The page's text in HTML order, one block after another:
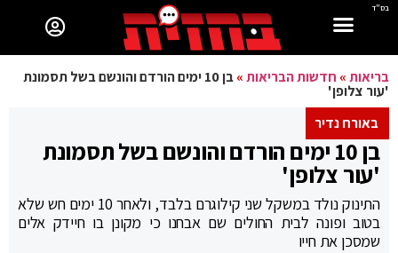
בס"ד
בריאות» חדשות הבריאות» בן 10 ימים הורדם והונשם בשל תסמונת
'עור צלופן'
באורח נדיר
בן 10 ימים הורדם והונשם בשל תסמונת
'עור צלופן'
התינוק נולד במשקל שני קילוגרם בלבד, ולאחר 10 ימים חש שלא
בטוב ופונה לבית החולים שם אבחנו כי מקונן בו חיידק אלים
שמסכן את חייו